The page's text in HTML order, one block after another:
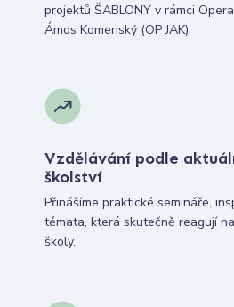
projektů ŠABLONY v rámci
Ámos Komenský (OP JAK).
Vzdělávání podle
školství
Přinášíme praktické semináře,
témata, která skutečně reagují
školy.